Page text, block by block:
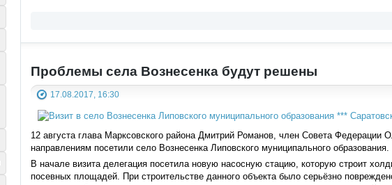
Проблемы села Вознесенка будут решены
17.08.2017, 16:30
12 августа глава Марксовского района Дмитрий Романов, член Совета Федерации
направлениям посетили село Вознесенка Липовского муниципального образования.
В начале визита делегация посетила новую насосную стацию, которую строит
посевных площадей. При строительстве данного объекта было серьёзно